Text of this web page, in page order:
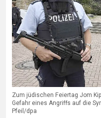
Zum jüdischen Feiertag Jom
Gefahr eines Angriffs auf die
Pfeil/dpa